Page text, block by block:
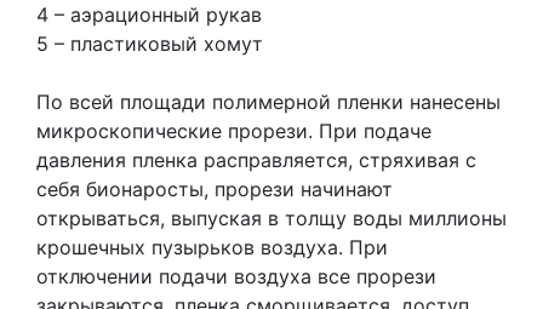
4 – аэрационный рукав
5 – пластиковый хомут
По всей площади полимерной пленки нанесены
микроскопические прорези. При подаче
давления пленка расправляется, стряхивая с
себя бионаросты, прорези начинают
открываться, выпуская в толщу воды миллионы
крошечных пузырьков воздуха. При
отключении подачи воздуха все прорези